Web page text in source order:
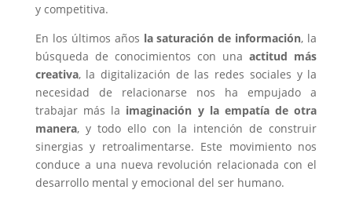
y competitiva.
En los últimos años la saturación de información, la
búsqueda de conocimientos con unaactitud más
creativa, la digitalización de las redes sociales y la
necesidad de relacionarse nos ha empujado a
trabajar más la imaginación y la empatía de otra
manera, y todo ello con la intención de construir
sinergias y retroalimentarse. Este movimiento nos
conduce a una nueva revolución relacionada con el
desarrollo mental y emocional del ser humano.